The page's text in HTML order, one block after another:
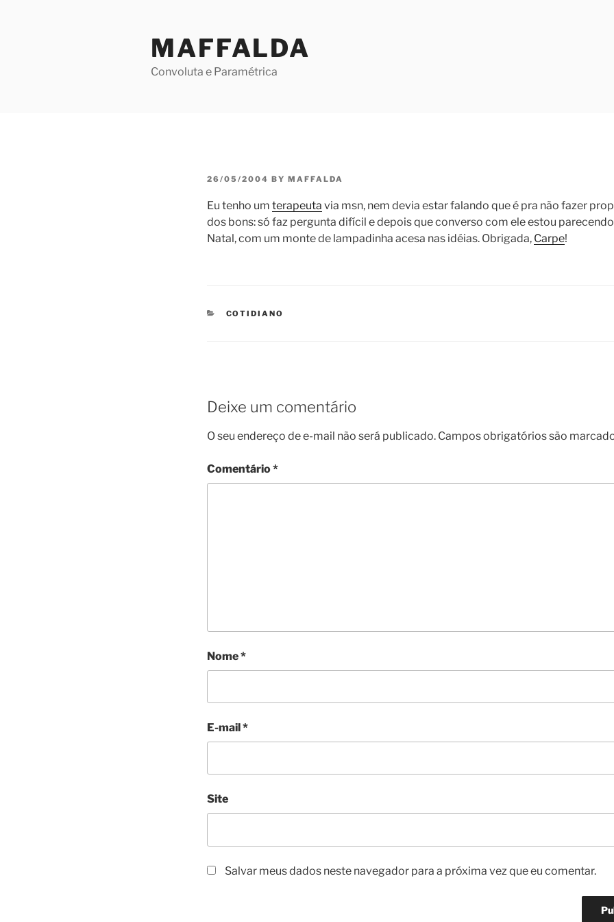
MAFFALDA
Convoluta e Paramétrica
POSTED
26/05/2004 BY MAFFALDA
Eu tenho um terapeuta via msn, nem devia estar falando que é pra não fazer
dos bons: só faz pergunta difícil e depois que converso com ele estou
Natal, com um monte de lampadinha acesa nas idéias. Obrigada, Carpe!
CATEGORIES
COTIDIANO
Deixe um comentário
O seu endereço de e-mail não será publicado. Campos obrigatórios são
Comentário*
Nome*
E-mail*
Site
Salvar meus dados neste navegador para a próxima vez que eu comentar.